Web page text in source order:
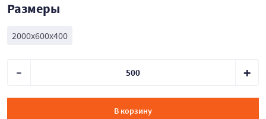
Размеры
2000x600x400
В корзину